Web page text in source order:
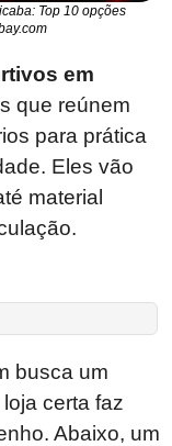
Top 10 opções
em
que reúnem
para prática
Eles vão
material
busca um
certa faz
Abaixo, um